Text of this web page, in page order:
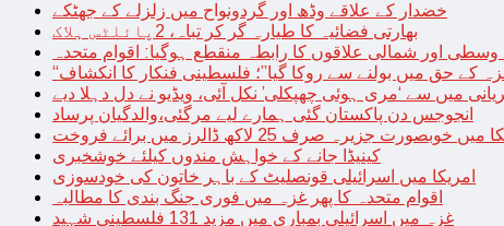
خضدار کے علاقے وڈھ اور گردونواح میں زلزلے کے جھٹکے
بھارتی فضائیہ کا طیارہ گر کر تباہ، 2پائلٹس ہلاک
اور شمالی علاقوں کا رابطہ منقطع ہوگیا: اقوام متحدہ
غزہ کے حق میں بولنے سے روکا گیا”؛ فلسطینی فنکار کا انکشاف
میں سے ‘مری ہوئی چھپکلی’ نکل آئی، ویڈیو نے دل دہلا دیے
انجوجس دن پاکستان گئی ہمارے لیے مرگئی،والدگیان پرساد
میں خوبصورت جزیرہ صرف 25 لاکھ ڈالرز میں برائے فروخت
کینیڈا جانے کے خواہش مندوں کیلئے خوشخبری
امریکا میں اسرائیلی قونصلیٹ کے باہر خاتون کی خودسوزی
اقوام متحدہ کا پھر غزہ میں فوری جنگ بندی کا مطالبہ
غزہ میں اسرائیلی بمباری میں مزید 131 فلسطینی شہید